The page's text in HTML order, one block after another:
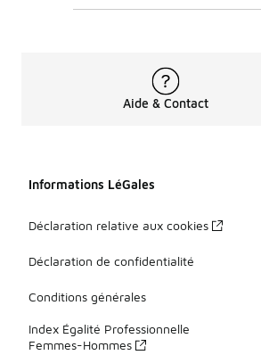
Aide & Contact
Informations LéGales
Déclaration relative aux cookies
Déclaration de confidentialité
Conditions générales
Index Égalité Professionnelle
Femmes-Hommes